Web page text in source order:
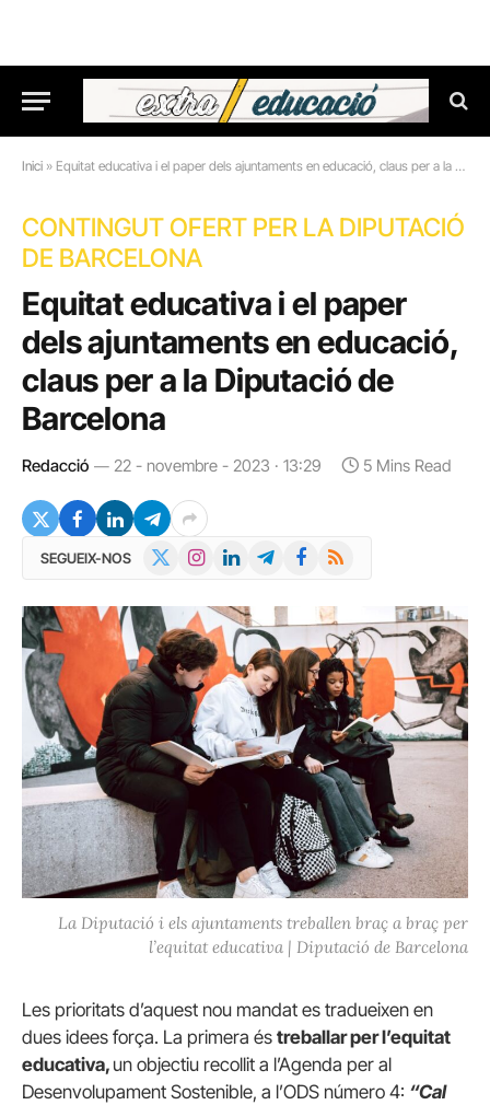
Inici » Equitat educativa i el paper dels ajuntaments en educació, claus per a la Diputació de Barcelona
CONTINGUT OFERT PER LA DIPUTACIÓ
DE BARCELONA
Equitat educativa i el paper
dels ajuntaments en educació,
claus per a la Diputació de
Barcelona
Redacció 22 - novembre - 2023 · 13:29 5 Mins Read
SEGUEIX-NOS InstagramLinkedInTelegramFacebook
RSS
La Diputació i els ajuntaments treballen braç a braç per
l’equitat educativa | Diputació de Barcelona
Les prioritats d’aquest nou mandat es tradueixen en
dues idees força. La primera és treballar per l’equitat
educativa, un objectiu recollit a l’Agenda per al
Desenvolupament Sostenible, a l’ODS número 4: “Cal